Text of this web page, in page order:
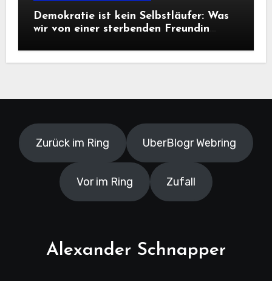
Demokratie ist kein Selbstläufer: Was
wir von einer sterbenden Freundin
Zurück im Ring UberBlogr Webring
Vor im Ring Zufall
Alexander Schnapper